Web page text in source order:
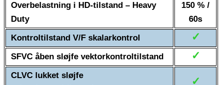
Overbelastning i HD-tilstand – Heavy
Duty
150 % /
60s
Kontroltilstand V/F skalarkontrol
✓
SFVC åben sløjfe vektorkontroltilstand ✓
CLVC lukket sløjfe
✓